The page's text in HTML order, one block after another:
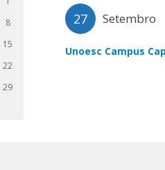
8
15
22
29
27 Setembro
Unoesc Campus